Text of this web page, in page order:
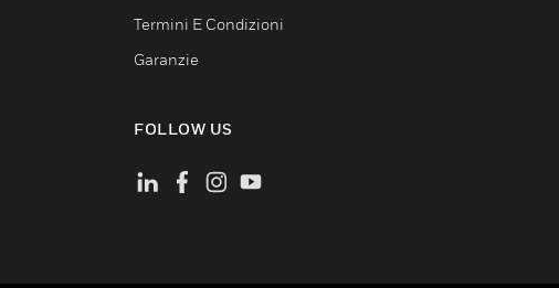
Termini E Condizioni
Garanzie
FOLLOW US